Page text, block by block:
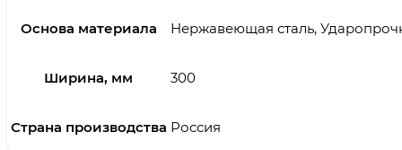
Основа материала Нержавеющая сталь,
Ширина, мм 300
Страна производства Россия